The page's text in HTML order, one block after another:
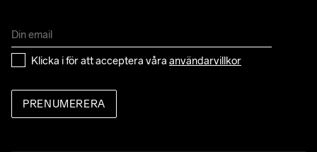
Klicka i för att acceptera våra användarvillkor
PRENUMERERA